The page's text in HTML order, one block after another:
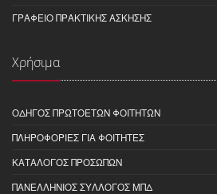
ΓΡΑΦΕΊΟ ΠΡΑΚΤΙΚΉΣ ΆΣΚΗΣΗΣ
Χρήσιμα
ΟΔΗΓΌΣ ΠΡΩΤΟΕΤΏΝ ΦΟΙΤΗΤΏΝ
ΠΛΗΡΟΦΟΡΊΕΣ ΓΙΑ ΦΟΙΤΗΤΈΣ
ΚΑΤΆΛΟΓΟΣ ΠΡΟΣΏΠΩΝ
ΠΑΝΕΛΛΉΝΙΟΣ ΣΎΛΛΟΓΟΣ ΜΠΔ